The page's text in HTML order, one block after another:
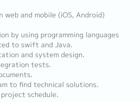
and mobile (iOS, Android)
by using programming languages
to swift and Java.
and system design.
tests.
to find technical solutions.
schedule.